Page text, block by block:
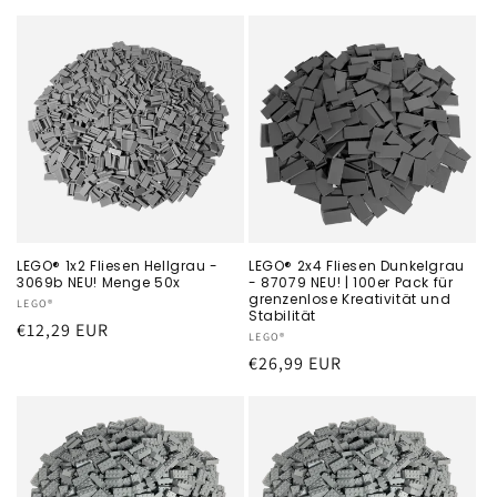
LEGO® 1x2 Fliesen Hellgrau -
3069b NEU! Menge 50x
Anbieter:
LEGO®
Normaler
€12,29 EUR
LEGO® 2x4 Fliesen Dunkelgrau
- 87079 NEU! | 100er Pack für
grenzenlose Kreativität und
Stabilität
Anbieter:
LEGO®
Normaler
€26,99 EUR